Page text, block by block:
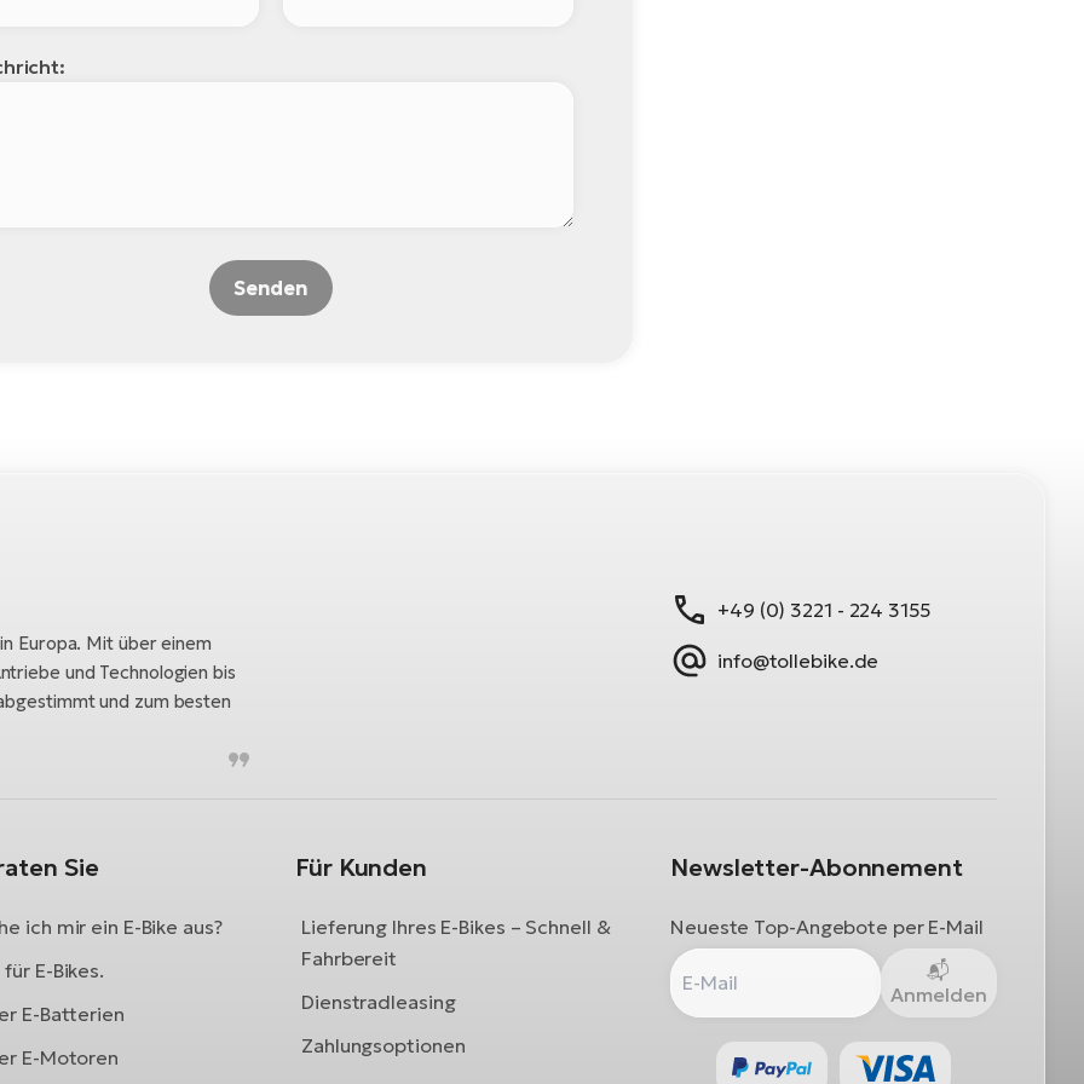
Senden
Europa. Mit über einem
und Technologien bis
und zum besten
+49 (0) 3221 - 224 3155
info@tollebike.de
Sie
ich mir ein E-Bike aus?
E-Bikes.
E-Batterien
E-Motoren
Für Kunden
Lieferung Ihres E-Bikes – Schnell &
Fahrbereit
Dienstradleasing
Zahlungsoptionen
Newsletter-Abonnement
Neueste Top-Angebote per E-Mail
Anmelden